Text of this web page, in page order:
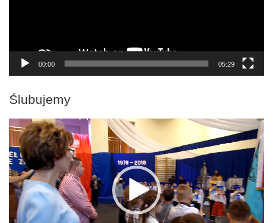
00:00 05:29
Ślubujemy
Odtwarzacz
video